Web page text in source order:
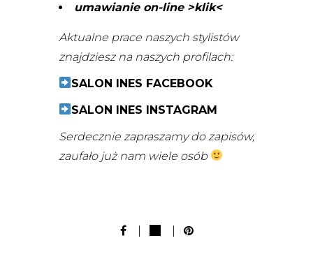
umawianie on-line >klik<
Aktualne prace naszych stylistów
znajdziesz na naszych profilach:
SALON INES FACEBOOK
SALON INES INSTAGRAM
Serdecznie zapraszamy do zapisów,
zaufało już nam wiele osób